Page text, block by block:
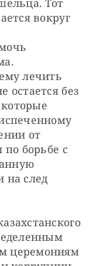
Тот
вокруг
лечить
остается без
от
по борьбе с
на след
церемониям